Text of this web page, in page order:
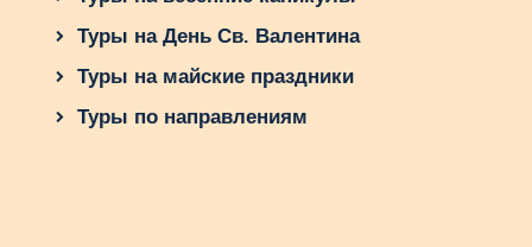
Туры на День Св. Валентина
Туры на майские праздники
Туры по направлениям